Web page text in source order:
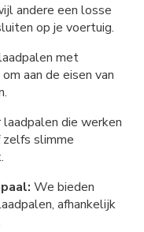
andere een losse
op je voertuig.
met
aan de eisen van
die werken
slimme
We bieden
afhankelijk